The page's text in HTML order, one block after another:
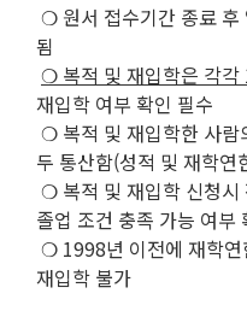
❍ 원서 접수기간 종료 후
됨
❍ 복적 및 재입학은 각각
재입학 여부 확인 필수
❍ 복적 및 재입학한 사람
두 통산함(성적 및 재학연
❍ 복적 및 재입학 신청시
졸업 조건 충족 가능 여부
❍ 1998년 이전에 재학연
재입학 불가